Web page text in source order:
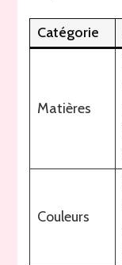
Catégorie
Matières
Couleurs